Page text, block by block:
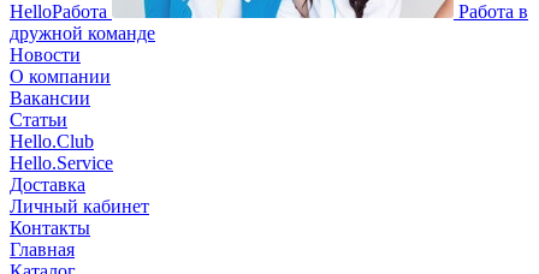
HelloРабота
Работа в
дружной команде
Новости
О компании
Вакансии
Статьи
Hello.Club
Hello.Service
Доставка
Личный кабинет
Контакты
Главная